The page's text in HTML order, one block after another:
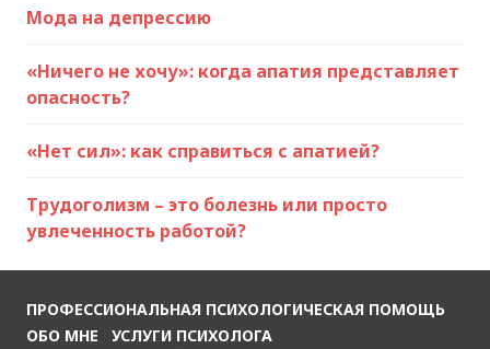
Мода на депрессию
«Ничего не хочу»: когда апатия представляет
опасность?
«Нет сил»: как справиться с апатией?
Трудоголизм – это болезнь или просто
увлеченность работой?
ПРОФЕССИОНАЛЬНАЯ ПСИХОЛОГИЧЕСКАЯ ПОМОЩЬ
ОБО МНЕ
УСЛУГИ ПСИХОЛОГА